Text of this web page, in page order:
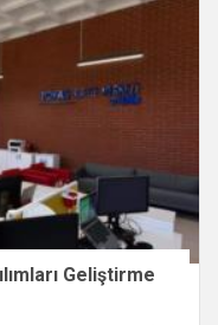
Geliştirme